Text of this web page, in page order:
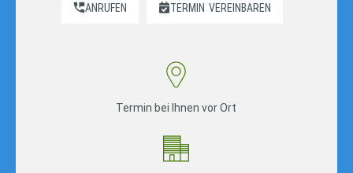
ANRUFEN TERMIN VEREINBAREN
Termin bei Ihnen vor Ort